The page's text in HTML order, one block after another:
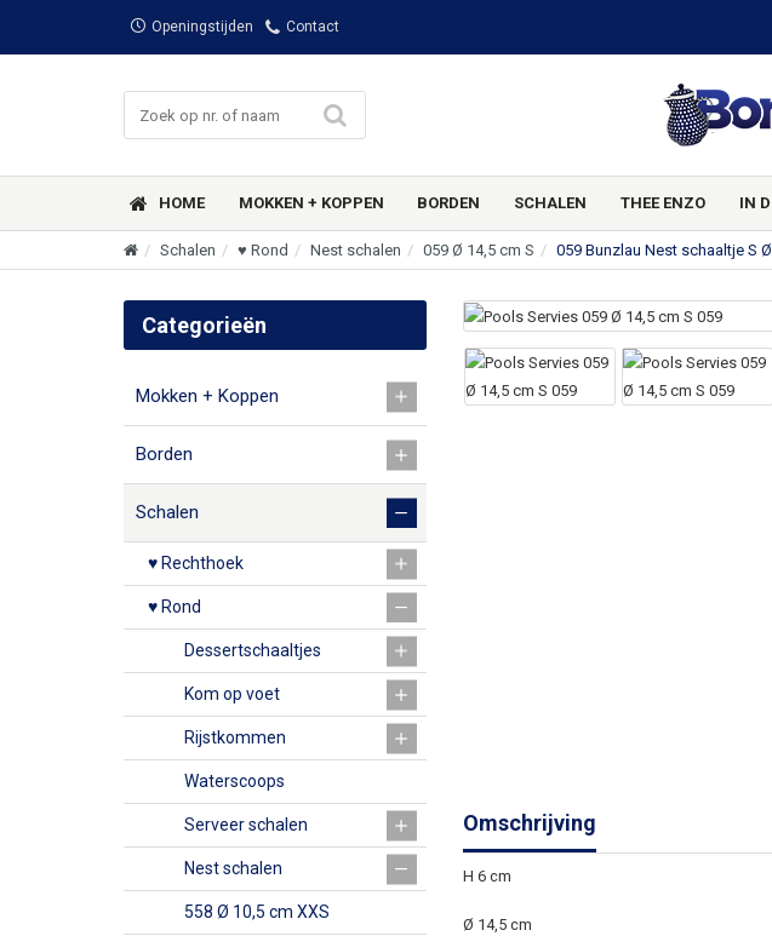
Openingstijden Contact
HOME MOKKEN + KOPPEN BORDEN SCHALEN THEE ENZO IN
Schalen ♥ Rond Nest schalen 059 Ø 14,5 cm S 059 Bunzlau Nest schaaltje S
Categorieën
Mokken + Koppen
Borden
Schalen
♥ Rechthoek
♥ Rond
Dessertschaaltjes
Kom op voet
Rijstkommen
Waterscoops
Serveer schalen
Nest schalen
558 Ø 10,5 cm XXS
Omschrijving
H 6 cm
Ø 14,5 cm